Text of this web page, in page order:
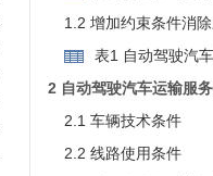
1.2 增加约束条件消
表1 自动驾驶汽
2 自动驾驶汽车运输服
2.1 车辆技术条件
2.2 线路使用条件